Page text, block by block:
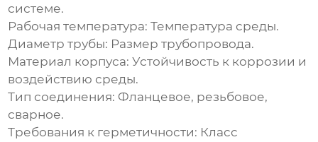
системе.
Рабочая температура: Температура среды.
Диаметр трубы: Размер трубопровода.
Материал корпуса: Устойчивость к коррозии и
воздействию среды.
Тип соединения: Фланцевое, резьбовое,
сварное.
Требования к герметичности: Класс